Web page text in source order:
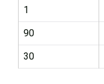
1
90
30